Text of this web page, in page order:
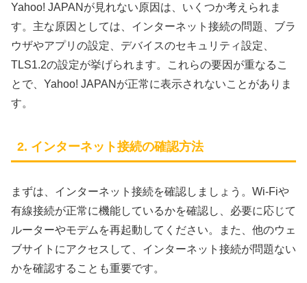
Yahoo! JAPANが見れない原因は、いくつか考えられま
す。主な原因としては、インターネット接続の問題、ブラ
ウザやアプリの設定、デバイスのセキュリティ設定、
TLS1.2の設定が挙げられます。これらの要因が重なるこ
とで、Yahoo! JAPANが正常に表示されないことがありま
す。
2. インターネット接続の確認方法
まずは、インターネット接続を確認しましょう。Wi-Fiや
有線接続が正常に機能しているかを確認し、必要に応じて
ルーターやモデムを再起動してください。また、他のウェ
ブサイトにアクセスして、インターネット接続が問題ない
かを確認することも重要です。